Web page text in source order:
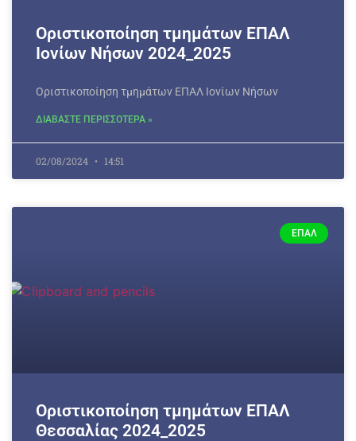
Οριστικοποίηση τμημάτων ΕΠΑΛ
Ιονίων Νήσων 2024_2025
Οριστικοποίηση τμημάτων ΕΠΑΛ Ιονίων Νήσων
ΔΙΑΒΑΣΤΕ ΠΕΡΙΣΣΟΤΕΡΑ »
02/08/2024 14:51
ΕΠΑΛ
Οριστικοποίηση τμημάτων ΕΠΑΛ
Θεσσαλίας 2024_2025